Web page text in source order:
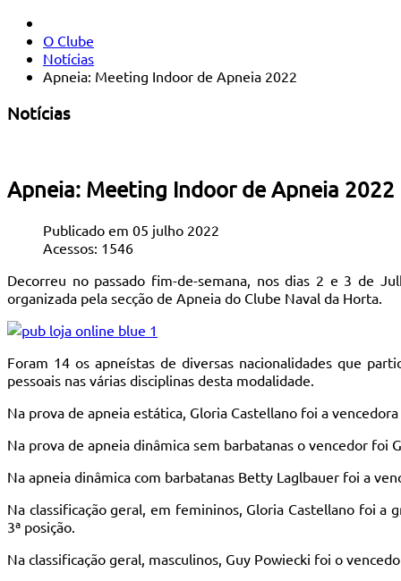
O Clube
Notícias
Apneia: Meeting Indoor de Apneia 2022
Notícias
Apneia: Meeting Indoor de Apneia 2022
Publicado em 05 julho 2022
Acessos: 1546
Decorreu no passado fim-de-semana, nos dias 2 e 3 de
organizada pela secção de Apneia do Clube Naval da Horta.
Foram 14 os apneístas de diversas nacionalidades que
pessoais nas várias disciplinas desta modalidade.
Na prova de apneia estática, Gloria Castellano foi a
Na prova de apneia dinâmica sem barbatanas o vencedor foi
Na apneia dinâmica com barbatanas Betty Laglbauer foi a
Na classificação geral, em femininos, Gloria Castellano foi a
3ª posição.
Na classificação geral, masculinos, Guy Powiecki foi o